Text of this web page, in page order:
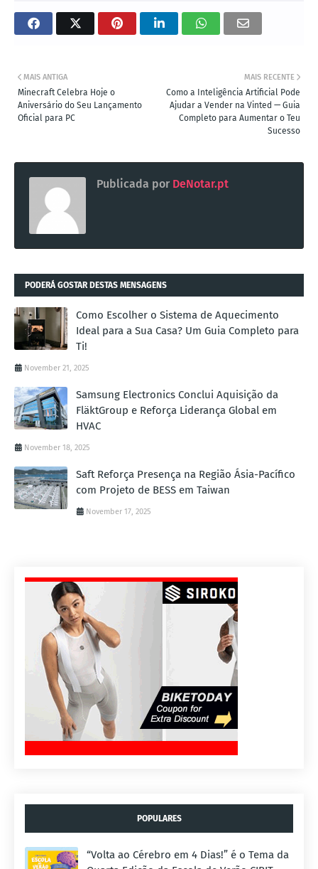
MAIS RECENTE
Como a Inteligência Artificial Pode
Ajudar a Vender na Vinted — Guia
Completo para Aumentar o Teu
Sucesso
MAIS ANTIGA
Minecraft Celebra Hoje o
Aniversário do Seu Lançamento
Oficial para PC
Publicada por DeNotar.pt
PODERÁ GOSTAR DESTAS MENSAGENS
Como Escolher o Sistema de Aquecimento
Ideal para a Sua Casa? Um Guia Completo para
Ti!
November 21, 2025
Samsung Electronics Conclui Aquisição da
FläktGroup e Reforça Liderança Global em
HVAC
November 18, 2025
Saft Reforça Presença na Região Ásia-Pacífico
com Projeto de BESS em Taiwan
November 17, 2025
POPULARES
“Volta ao Cérebro em 4 Dias!” é o Tema da